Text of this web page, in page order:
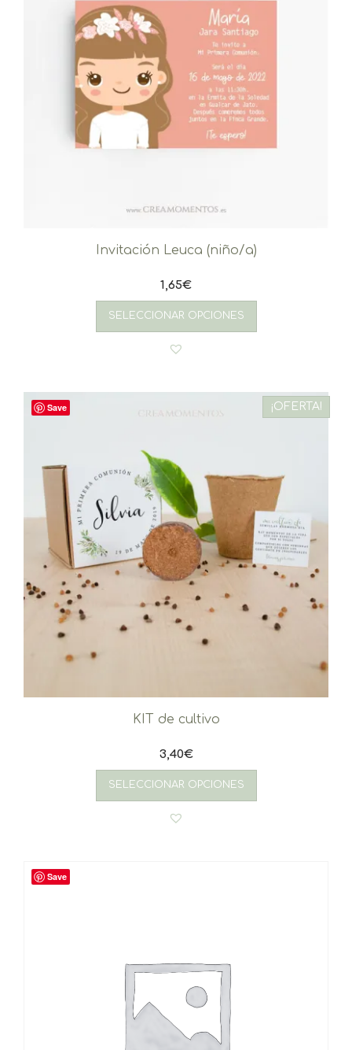
Invitación Leuca (niño/a)
1,65€
SELECCIONAR OPCIONES
Save ¡OFERTA!
KIT de cultivo
3,40€
SELECCIONAR OPCIONES
Save